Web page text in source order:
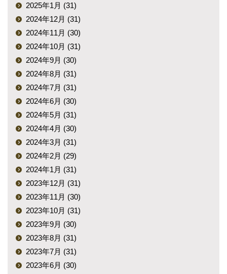
2025年1月 (31)
2024年12月 (31)
2024年11月 (30)
2024年10月 (31)
2024年9月 (30)
2024年8月 (31)
2024年7月 (31)
2024年6月 (30)
2024年5月 (31)
2024年4月 (30)
2024年3月 (31)
2024年2月 (29)
2024年1月 (31)
2023年12月 (31)
2023年11月 (30)
2023年10月 (31)
2023年9月 (30)
2023年8月 (31)
2023年7月 (31)
2023年6月 (30)